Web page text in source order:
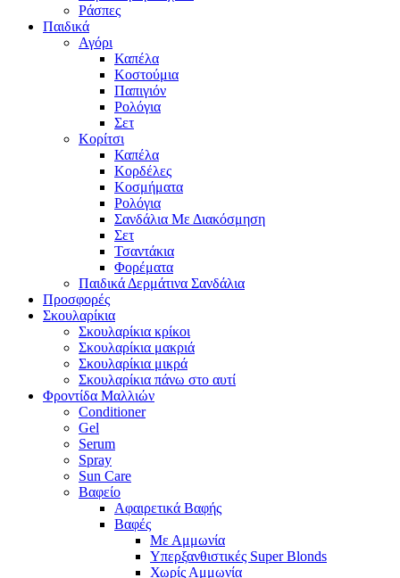
Ράσπες
Παιδικά
Αγόρι
Καπέλα
Κοστούμια
Παπιγιόν
Ρολόγια
Σετ
Κορίτσι
Καπέλα
Κορδέλες
Κοσμήματα
Ρολόγια
Σανδάλια Με Διακόσμηση
Σετ
Τσαντάκια
Φορέματα
Παιδικά Δερμάτινα Σανδάλια
Προσφορές
Σκουλαρίκια
Σκουλαρίκια κρίκοι
Σκουλαρίκια μακριά
Σκουλαρίκια μικρά
Σκουλαρίκια πάνω στο αυτί
Φροντίδα Μαλλιών
Conditioner
Gel
Serum
Spray
Sun Care
Βαφείο
Αφαιρετικά Βαφής
Βαφές
Με Αμμωνία
Υπερξανθιστικές Super Blonds
Χωρίς Αμμωνία